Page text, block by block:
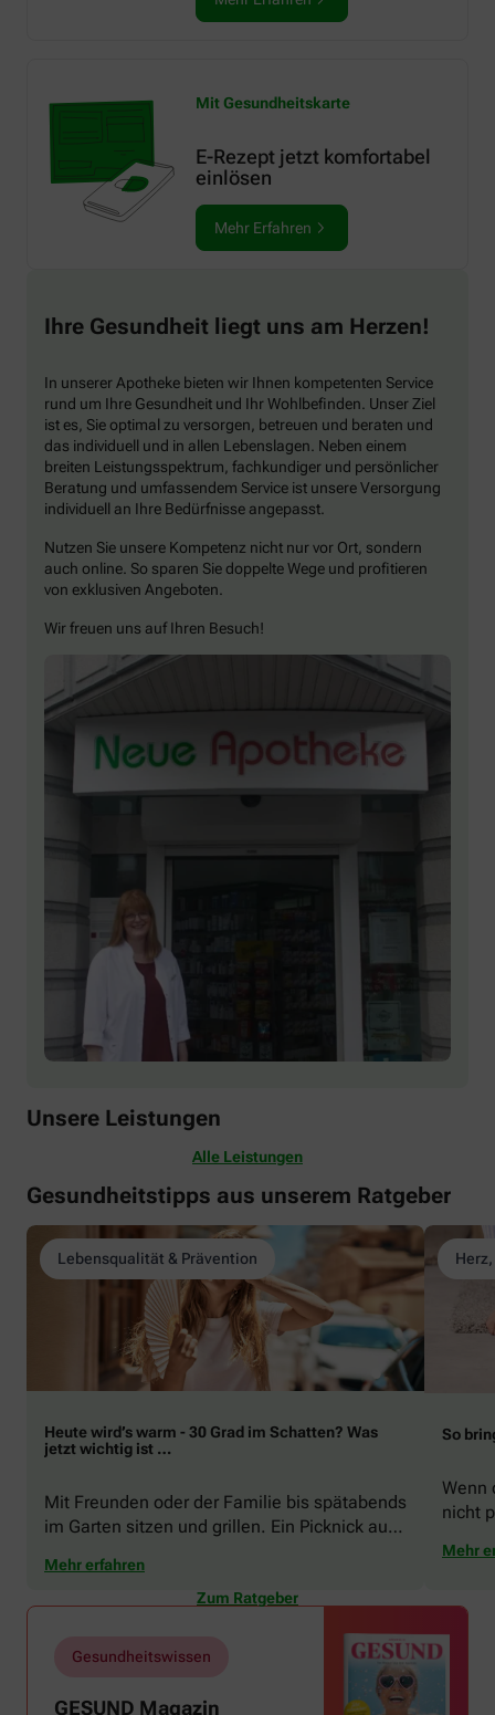
Mit Gesundheitskarte
E-Rezept jetzt komfortabel
einlösen
Mehr Erfahren
Ihre Gesundheit liegt uns am Herzen!
In unserer Apotheke bieten wir Ihnen kompetenten Service
rund um Ihre Gesundheit und Ihr Wohlbefinden. Unser Ziel
ist es, Sie optimal zu versorgen, betreuen und beraten und
das individuell und in allen Lebenslagen. Neben einem
breiten Leistungsspektrum, fachkundiger und persönlicher
Beratung und umfassendem Service ist unsere Versorgung
individuell an Ihre Bedürfnisse angepasst.
Nutzen Sie unsere Kompetenz nicht nur vor Ort, sondern
auch online. So sparen Sie doppelte Wege und profitieren
von exklusiven Angeboten.
Wir freuen uns auf Ihren Besuch!
Unsere Leistungen
Alle Leistungen
Gesundheitstipps aus unserem Ratgeber
Lebensqualität & Prävention
Heute wird’s warm - 30 Grad im Schatten? Was
jetzt wichtig ist …
Mit Freunden oder der Familie bis spätabends
im Garten sitzen und grillen. Ein Picknick auf
den See gleiten oder eine Radtour durch die
blühende Landschaft unternehmen … Der
Doch manchmal macht er uns auch ganz
schön zu schaffen. Wenn die Temperaturen
tagsüber auf mehr als 30 Grad klettern und
Mehr erfahren
So
Wenn
nicht
Mehr
Zum Ratgeber
Gesundheitswissen
GESUND Magazin